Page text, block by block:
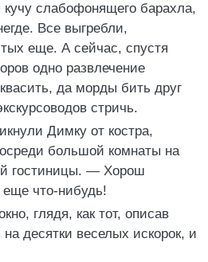
слабофонящего барахла,
Все выгребли,
еще. А сейчас, спустя
одно развлечение
да морды бить друг
стричь.
Димку от костра,
большой комнаты на
гостиницы. — Хорош
что-нибудь!
глядя, как тот, описав
десятки веселых искорок, и